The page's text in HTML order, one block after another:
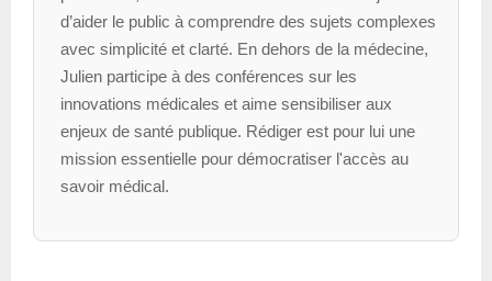
d’aider le public à comprendre des sujets complexes
avec simplicité et clarté. En dehors de la médecine,
Julien participe à des conférences sur les
innovations médicales et aime sensibiliser aux
enjeux de santé publique. Rédiger est pour lui une
mission essentielle pour démocratiser l'accès au
savoir médical.